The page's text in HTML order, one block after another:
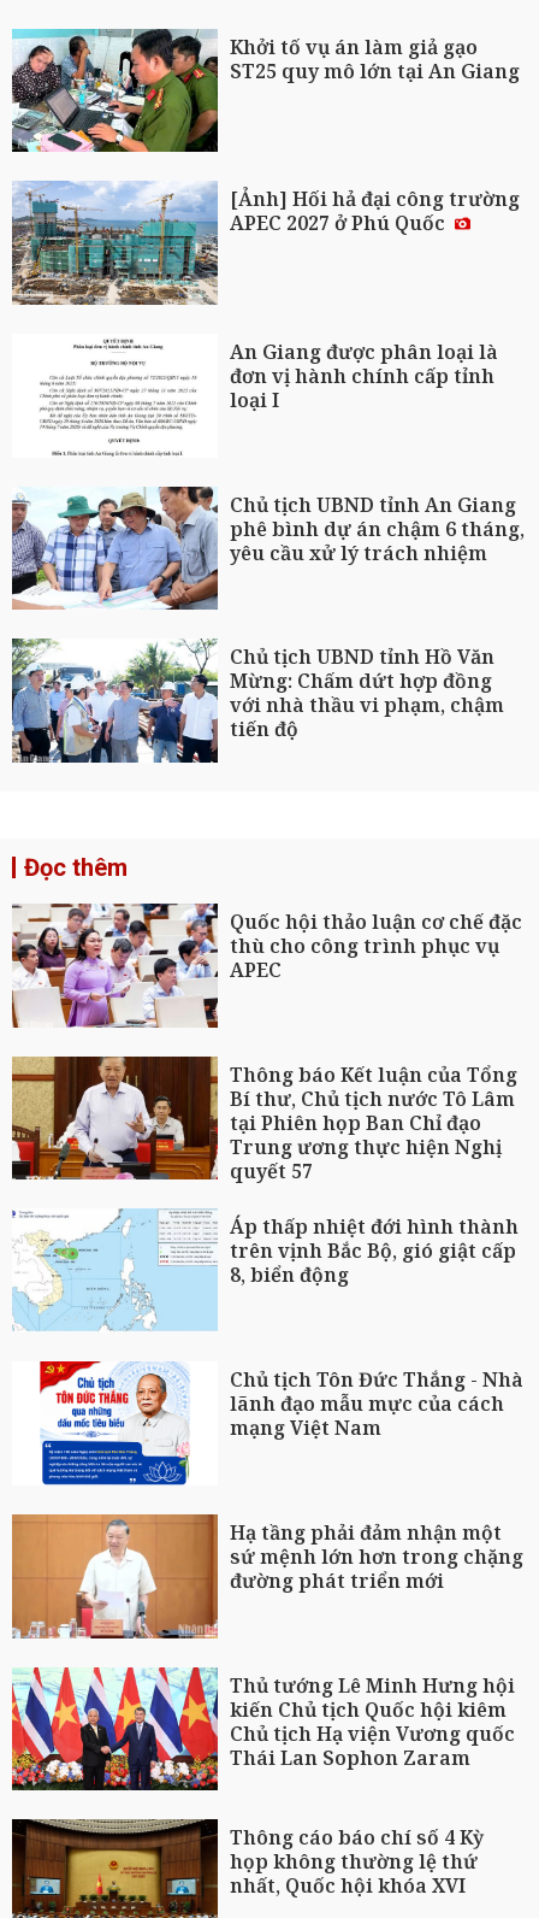
Khởi tố vụ án làm giả gạo
ST25 quy mô lớn tại An Giang
[Ảnh] Hối hả đại công trường
APEC 2027 ở Phú Quốc
An Giang được phân loại là
đơn vị hành chính cấp tỉnh
loại I
Chủ tịch UBND tỉnh An Giang
phê bình dự án chậm 6 tháng,
yêu cầu xử lý trách nhiệm
Chủ tịch UBND tỉnh Hồ Văn
Mừng: Chấm dứt hợp đồng
với nhà thầu vi phạm, chậm
tiến độ
Đọc thêm
Quốc hội thảo luận cơ chế đặc
thù cho công trình phục vụ
APEC
Thông báo Kết luận của Tổng
Bí thư, Chủ tịch nước Tô Lâm
tại Phiên họp Ban Chỉ đạo
Trung ương thực hiện Nghị
quyết 57
Áp thấp nhiệt đới hình thành
trên vịnh Bắc Bộ, gió giật cấp
8, biển động
Chủ tịch Tôn Đức Thắng - Nhà
lãnh đạo mẫu mực của cách
mạng Việt Nam
Hạ tầng phải đảm nhận một
sứ mệnh lớn hơn trong chặng
đường phát triển mới
Thủ tướng Lê Minh Hưng hội
kiến Chủ tịch Quốc hội kiêm
Chủ tịch Hạ viện Vương quốc
Thái Lan Sophon Zaram
Thông cáo báo chí số 4 Kỳ
họp không thường lệ thứ
nhất, Quốc hội khóa XVI